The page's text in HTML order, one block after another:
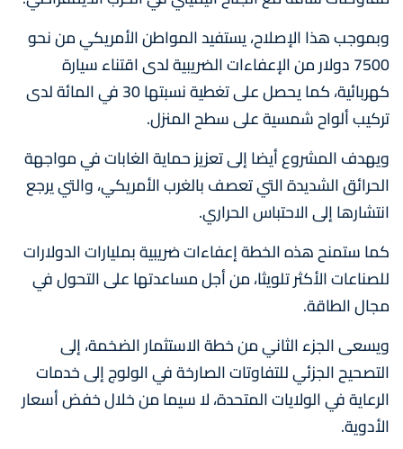
وبموجب هذا الإصلاح، يستفيد المواطن الأمريكي من نحو
7500 دولار من الإعفاءات الضريبية لدى اقتناء سيارة
كهربائية، كما يحصل على تغطية نسبتها 30 في المائة لدى
تركيب ألواح شمسية على سطح المنزل.
ويهدف المشروع أيضا إلى تعزيز حماية الغابات في مواجهة
الحرائق الشديدة التي تعصف بالغرب الأمريكي، والتي يرجع
انتشارها إلى الاحتباس الحراري.
كما ستمنح هذه الخطة إعفاءات ضريبية بمليارات الدولارات
للصناعات الأكثر تلويثا، من أجل مساعدتها على التحول في
مجال الطاقة.
ويسعى الجزء الثاني من خطة الاستثمار الضخمة، إلى
التصحيح الجزئي للتفاوتات الصارخة في الولوج إلى خدمات
الرعاية في الولايات المتحدة، لا سيما من خلال خفض أسعار
الأدوية.